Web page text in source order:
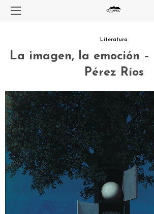
Literatura
La imagen, la emoción –
Pérez Ríos